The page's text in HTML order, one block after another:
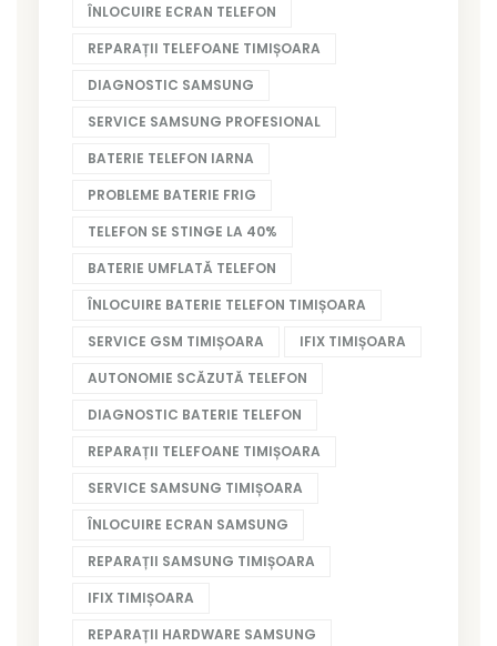
ÎNLOCUIRE ECRAN TELEFON
REPARAȚII TELEFOANE TIMIȘOARA
DIAGNOSTIC SAMSUNG
SERVICE SAMSUNG PROFESIONAL
BATERIE TELEFON IARNA
PROBLEME BATERIE FRIG
TELEFON SE STINGE LA 40%
BATERIE UMFLATĂ TELEFON
ÎNLOCUIRE BATERIE TELEFON TIMIȘOARA
SERVICE GSM TIMIȘOARA
IFIX TIMIȘOARA
AUTONOMIE SCĂZUTĂ TELEFON
DIAGNOSTIC BATERIE TELEFON
REPARAȚII TELEFOANE TIMIȘOARA
SERVICE SAMSUNG TIMIȘOARA
ÎNLOCUIRE ECRAN SAMSUNG
REPARAȚII SAMSUNG TIMIȘOARA
IFIX TIMIȘOARA
REPARAȚII HARDWARE SAMSUNG